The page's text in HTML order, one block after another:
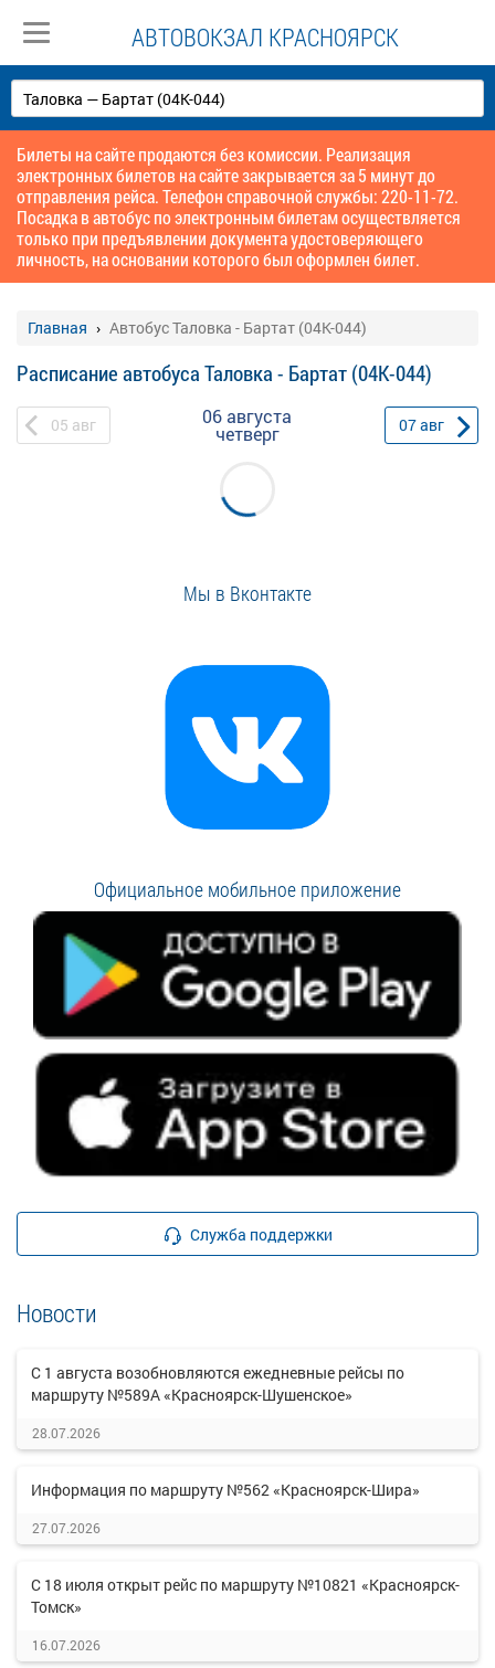
АВТОВОКЗАЛ КРАСНОЯРСК
Билеты на сайте продаются без комиссии. Реализация
электронных билетов на сайте закрывается за 5 минут до
отправления рейса. Телефон справочной службы: 220-11-72.
Посадка в автобус по электронным билетам осуществляется
только при предъявлении документа удостоверяющего
личность, на основании которого был оформлен билет.
Главная Автобус Таловка - Бартат (04К-044)
Расписание автобуса Таловка - Бартат (04К-044)
05 авг 06 августа
четверг 07авг
Мы в Вконтакте
Официальное мобильное приложение
Служба поддержки
Новости
С 1 августа возобновляются ежедневные рейсы по
маршруту №589А «Красноярск-Шушенское»
28.07.2026
Информация по маршруту №562 «Красноярск-Шира»
27.07.2026
С 18 июля открыт рейс по маршруту №10821 «Красноярск-
Томск»
16.07.2026